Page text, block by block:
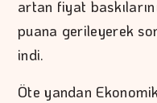
artan fiyat
puana gerileyerek
indi.
Öte yandan